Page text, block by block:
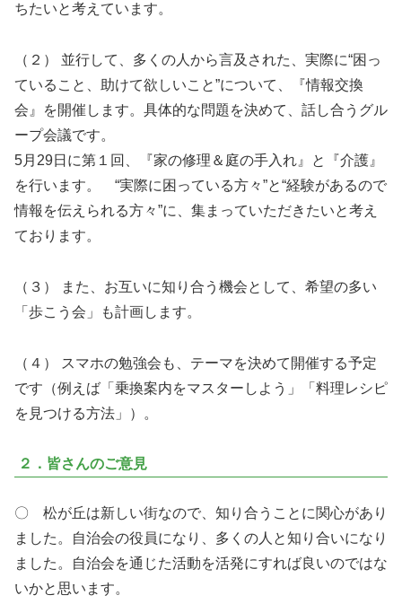
ちたいと考えています。
（２） 並行して、多くの人から言及された、実際に“困っ
ていること、助けて欲しいこと”について、『情報交換
会』を開催します。具体的な問題を決めて、話し合うグル
ープ会議です。
5月29日に第１回、『家の修理＆庭の手入れ』と『介護』
を行います。 “実際に困っている方々”と“経験があるので
情報を伝えられる方々”に、集まっていただきたいと考え
ております。
（３） また、お互いに知り合う機会として、希望の多い
「歩こう会」も計画します。
（４） スマホの勉強会も、テーマを決めて開催する予定
です（例えば「乗換案内をマスターしよう」「料理レシピ
を見つける方法」）。
２．皆さんのご意見
〇 松が丘は新しい街なので、知り合うことに関心があり
ました。自治会の役員になり、多くの人と知り合いになり
ました。自治会を通じた活動を活発にすれば良いのではな
いかと思います。